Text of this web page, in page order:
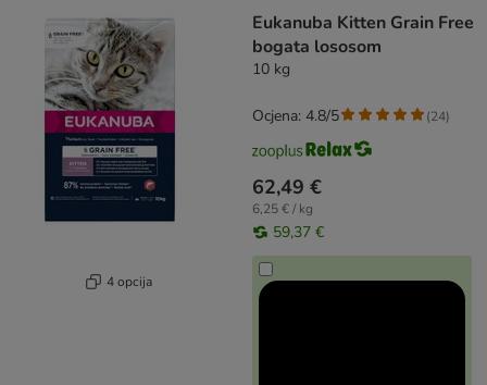
4 opcija
Eukanuba Kitten Grain Free
bogata lososom
10 kg
62,49 €
6,25 € / kg
59,37 €
Ocjena: 4.8/5 (24)